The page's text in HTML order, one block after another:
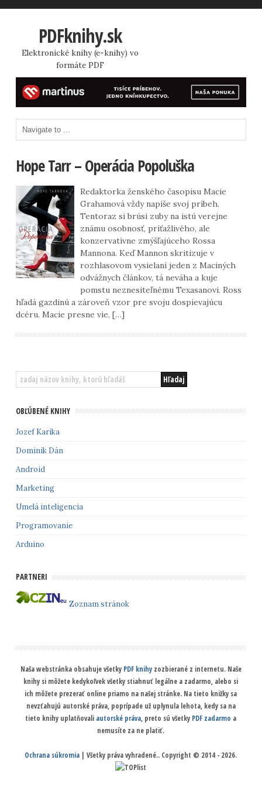
PDFknihy.sk
Elektronické knihy (e-knihy) vo
formáte PDF
Hope Tarr – Operácia Popoluška
Redaktorka ženského časopisu Macie
Grahamová vždy napíše svoj príbeh.
Tentoraz si brúsi zuby na istú verejne
známu osobnosť, príťažlivého, ale
konzervatívne zmýšľajúceho Rossa
Mannona. Keď Mannon skritizuje v
rozhlasovom vysielaní jeden z Maciných
odvážnych článkov, tá neváha a kuje
pomstu neznesiteľnému Texasanovi. Ross
hľadá gazdinú a zároveň vzor pre svoju dospievajúcu
dcéru. Macie presne vie, […]
OBĽÚBENÉ KNIHY
Jozef Karika
Dominik Dán
Android
Marketing
Umelá inteligencia
Programovanie
Arduino
PARTNERI
Zoznam stránok
Naša webstránka obsahuje všetky PDF knihyzozbierané z internetu. Naše
knihy si môžete kedykoľvek všetky stiahnuť legálne a zadarmo, alebo si
ich môžete prezerať online priamo na našej stránke. Na tieto knižky sa
nevzťahujú autorské práva, poprípade už uplynula lehota, kedy sa na
tieto knihy uplatňovali autorské práva, preto sú všetky PDF zadarmo a
nemusíte za ne platiť.
Ochrana súkromia | Všetky práva vyhradené.. Copyright © 2014 - 2026.